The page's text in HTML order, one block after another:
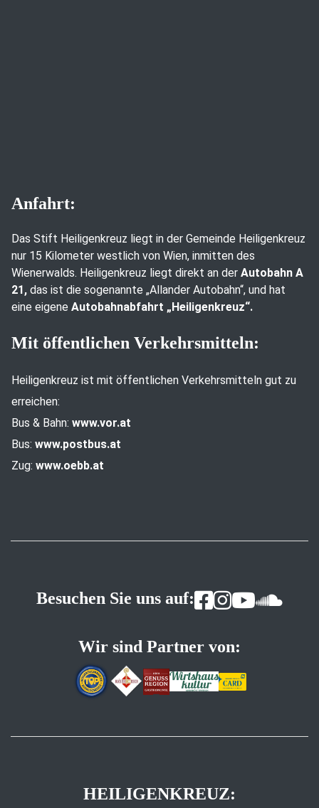
Anfahrt:
Das Stift Heiligenkreuz liegt in der Gemeinde Heiligenkreuz
nur 15 Kilometer westlich von Wien, inmitten des
Wienerwalds. Heiligenkreuz liegt direkt an der Autobahn A
21, das ist die sogenannte „Allander Autobahn“, und hat
eine eigene Autobahnabfahrt „Heiligenkreuz“.
Mit öffentlichen Verkehrsmitteln:
Heiligenkreuz ist mit öffentlichen Verkehrsmitteln gut zu
erreichen:
Bus & Bahn: www.vor.at
Bus: www.postbus.at
Zug: www.oebb.at
Besuchen Sie uns auf:
Wir sind Partner von:
HEILIGENKREUZ: